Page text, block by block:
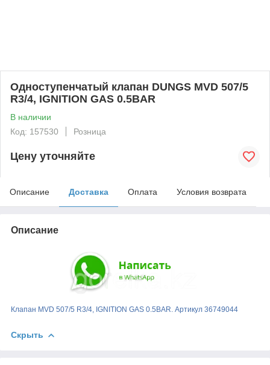
Одноступенчатый клапан DUNGS MVD 507/5
R3/4, IGNITION GAS 0.5BAR
В наличии
Код: 157530
Розница
Цену уточняйте
Описание Доставка Оплата Условия возврата
Описание
Клапан MVD 507/5 R3/4, IGNITION GAS 0.5BAR. Артикул 36749044
Скрыть